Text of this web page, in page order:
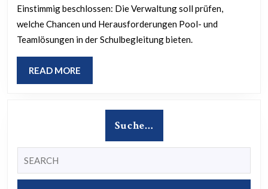
von
Pool-
bzw.
Schulbegleitung
/
Einstimmig beschlossen: Die Verwaltung soll prüfen,
welche Chancen und Herausforderungen Pool- und
Teamlösungen in der Schulbegleitung bieten.
READ MORE
MORE
Suche…
for: